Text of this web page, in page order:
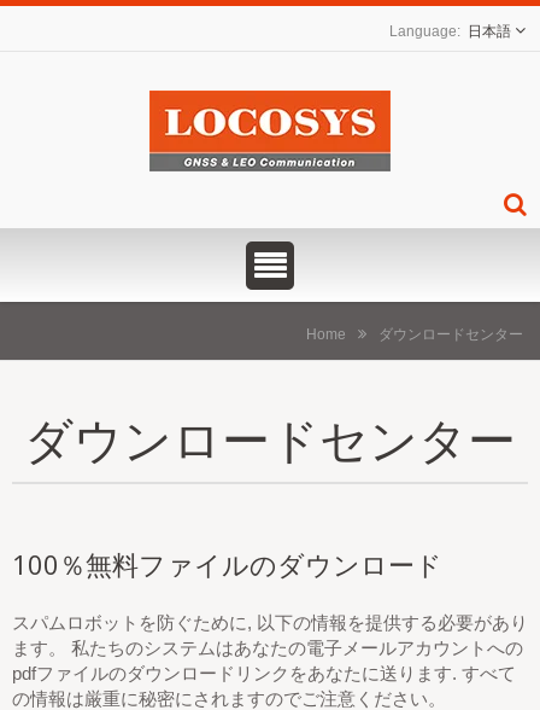
日本語
Home ダウンロードセンター
ダウンロードセンター
100％無料ファイルのダウンロード
スパムロボットを防ぐために, 以下の情報を提供する必要があり
ます。 私たちのシステムはあなたの電子メールアカウントへの
pdfファイルのダウンロードリンクをあなたに送ります. すべて
の情報は厳重に秘密にされますのでご注意ください。